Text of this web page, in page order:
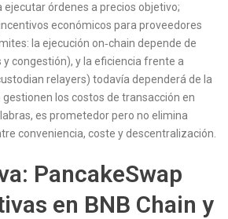
órdenes a precios objetivo;
económicos para proveedores
la ejecución on‑chain depende de
y congestión), y la eficiencia frente a
relayers) todavía dependerá de la
los costos de transacción en
es prometedor pero no elimina
conveniencia, coste y descentralización.
PancakeSwap
en BNB Chain y